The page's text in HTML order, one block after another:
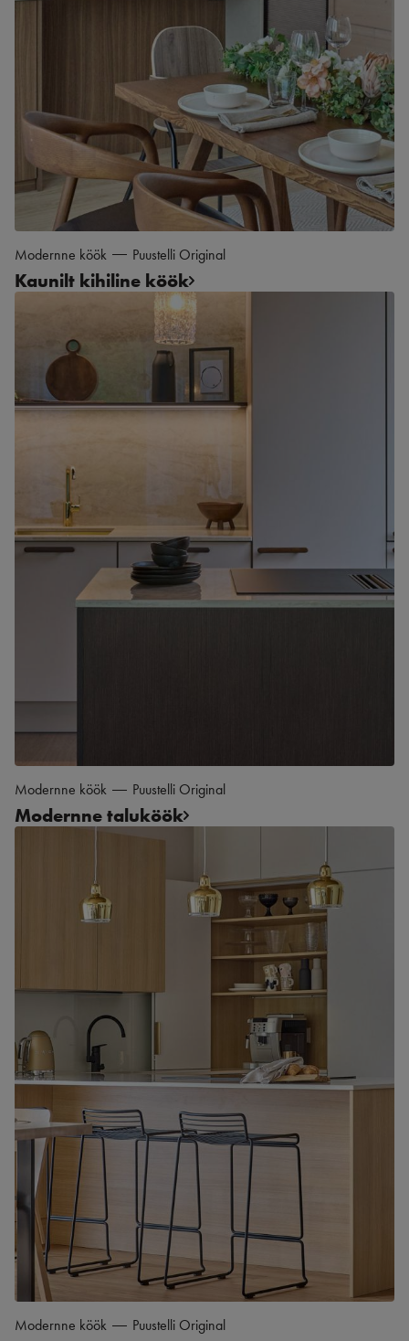
Modernne köök Puustelli Original
Kaunilt kihiline köök
Modernne köök Puustelli Original
Modernne taluköök
Modernne köök Puustelli Original